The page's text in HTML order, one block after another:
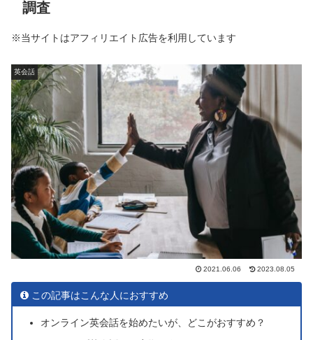
調査
※当サイトはアフィリエイト広告を利用しています
英会話
2021.06.06 2023.08.05
この記事はこんな人におすすめ
オンライン英会話を始めたいが、どこがおすすめ？